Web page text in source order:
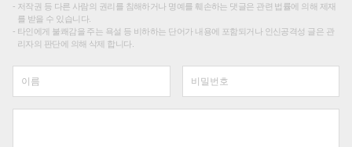
저작권 등 다른 사람의 권리를 침해하거나 명예를 훼손하는 댓글은 관련 법률에 의해 제재
를 받을 수 있습니다.
타인에게 불쾌감을 주는 욕설 등 비하하는 단어가 내용에 포함되거나 인신공격성 글은 관
리자의 판단에 의해 삭제 합니다.